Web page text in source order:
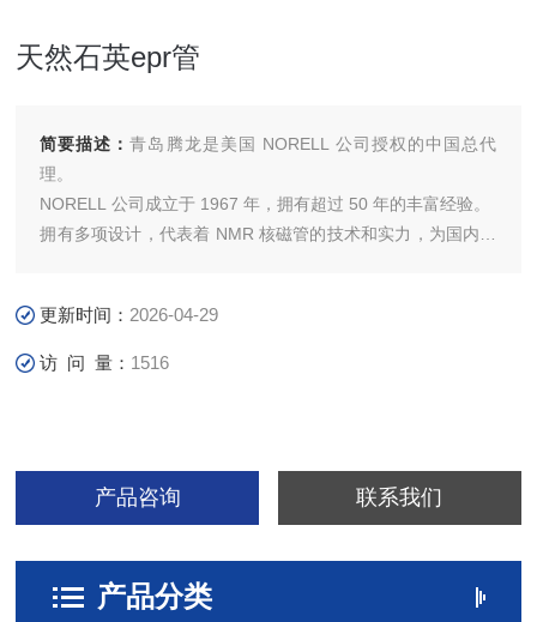
天然石英epr管
简要描述：青岛腾龙是美国 NORELL 公司授权的中国总代
理。
NORELL 公司成立于 1967 年，拥有超过 50 年的丰富经验。
拥有多项设计，代表着 NMR 核磁管的技术和实力，为国内外
天然石英epr管
更新时间： 2026-04-29
访 问 量： 1516
产品咨询 联系我们
产品分类